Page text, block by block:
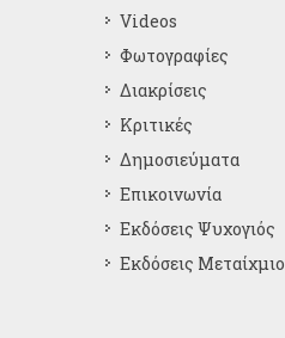
Videos
Φωτογραφίες
Διακρίσεις
Κριτικές
Δημοσιεύματα
Επικοινωνία
Εκδόσεις Ψυχογιός
Εκδόσεις Μεταίχμιο